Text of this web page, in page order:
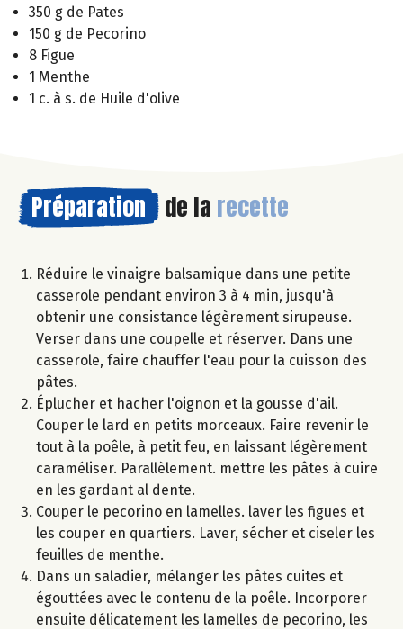
350 g de Pates
150 g de Pecorino
8 Figue
1 Menthe
1 c. à s. de Huile d'olive
Préparation de la recette
Réduire le vinaigre balsamique dans une petite
casserole pendant environ 3 à 4 min, jusqu'à
obtenir une consistance légèrement sirupeuse.
Verser dans une coupelle et réserver. Dans une
casserole, faire chauffer l'eau pour la cuisson des
pâtes.
Éplucher et hacher l'oignon et la gousse d'ail.
Couper le lard en petits morceaux. Faire revenir le
tout à la poêle, à petit feu, en laissant légèrement
caraméliser. Parallèlement. mettre les pâtes à cuire
en les gardant al dente.
Couper le pecorino en lamelles. laver les figues et
les couper en quartiers. Laver, sécher et ciseler les
feuilles de menthe.
Dans un saladier, mélanger les pâtes cuites et
égouttées avec le contenu de la poêle. Incorporer
ensuite délicatement les lamelles de pecorino, les